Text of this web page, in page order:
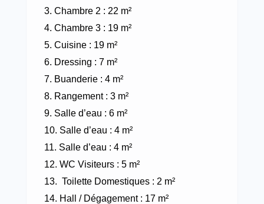
Chambre 2 : 22 m²
Chambre 3 : 19 m²
Cuisine : 19 m²
Dressing : 7 m²
Buanderie : 4 m²
Rangement : 3 m²
Salle d’eau : 6 m²
Salle d’eau : 4 m²
Salle d’eau : 4 m²
WC Visiteurs : 5 m²
Toilette Domestiques : 2 m²
Hall / Dégagement : 17 m²